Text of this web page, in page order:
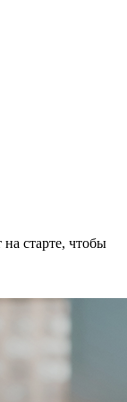
на старте, чтобы